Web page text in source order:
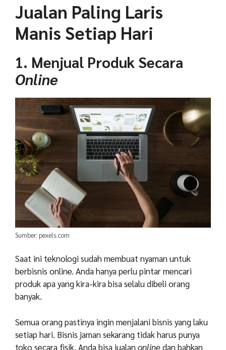
Jualan Paling Laris
Manis Setiap Hari
1. Menjual Produk Secara
Online
Sumber: pexels.com
Saat ini teknologi sudah membuat nyaman untuk
berbisnis online. Anda hanya perlu pintar mencari
produk apa yang kira-kira bisa selalu dibeli orang
banyak.
Semua orang pastinya ingin menjalani bisnis yang laku
setiap hari. Bisnis jaman sekarang tidak harus punya
toko secara fisik, Anda bisa jualanonlinedan bahkan